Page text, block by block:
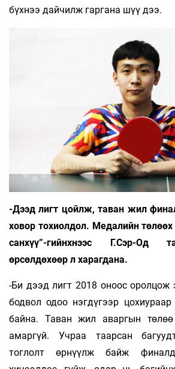
бүхнээ дайчилж гаргана шүү дээ.
-Дээд лигт цойлж, таван жил
ховор тохиолдол. Медалийн төлөөх
санхүү”-гийнхнээс Г.Сэр-Од
өрсөлдөхөөр л харагдана.
-Би дээд лигт 2018 оноос оролцож
бодвол одоо нэгдүгээр
байна. Таван жил аваргын төлөө
амаргүй. Учраа таарсан
тоглолт өрнүүлж байж